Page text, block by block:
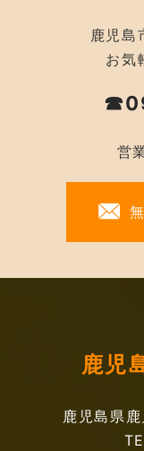
鹿児島
お気
営
鹿児
鹿児島県